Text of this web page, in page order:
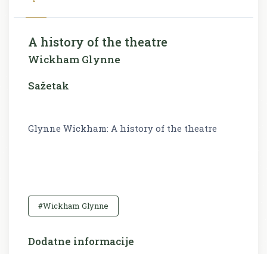
A history of the theatre
Wickham Glynne
Sažetak
Glynne Wickham: A history of the theatre
#Wickham Glynne
Dodatne informacije